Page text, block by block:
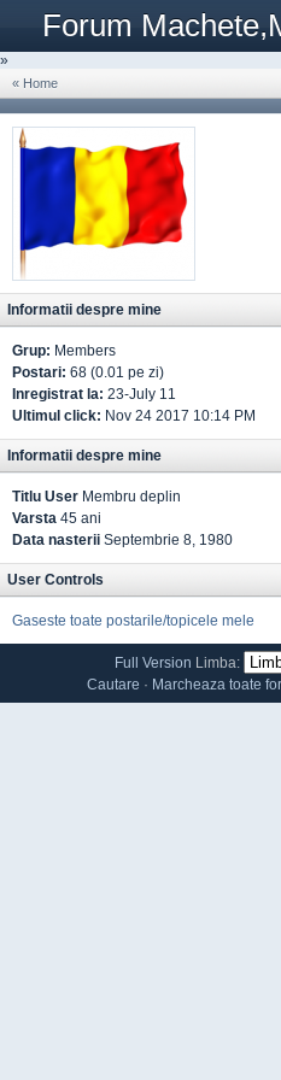
Forum
»
« Home
Informatii despre mine
Grup: Members
Postari: 68 (0.01 pe zi)
Inregistrat la: 23-July 11
Ultimul click: Nov 24 2017 10:14 PM
Informatii despre mine
Titlu User Membru deplin
Varsta 45 ani
Data nasterii Septembrie 8, 1980
User Controls
Gaseste toate postarile/topicele mele
Full Version Limba:
Cautare · Marcheaza toate